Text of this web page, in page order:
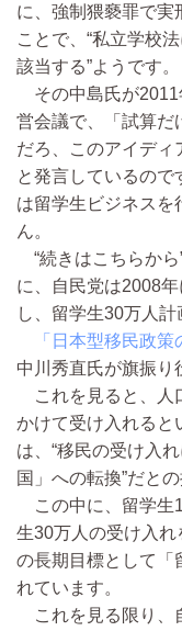
に、強制猥褻罪で実
ことで、“私立学校
該当する”ようです。
その中島氏が2011
営会議で、「試算だ
だろ、このアイディ
と発言しているので
は留学生ビジネスを
ん。
“続きはこちらか
に、自民党は2008
し、留学生30万人計
「日本型移民政策
中川秀直氏が旗振り
これを見ると、人
かけて受け入れると
は、“移民の受け入
国」への転換”だとの
この中に、留学生
生30万人の受け入
の長期目標として「
れています。
これを見る限り、